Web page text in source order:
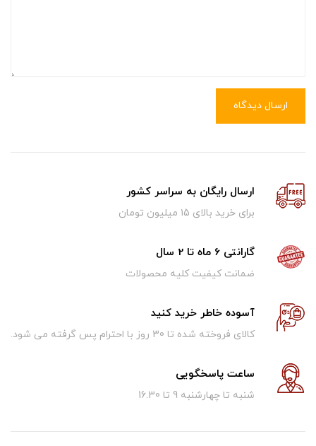
ارسال دیدگاه
ارسال رایگان به سراسر کشور
برای خرید بالای ۱5 میلیون تومان
گارانتی 6 ماه تا 2 سال
ضمانت کیفیت کلیه محصولات
آسوده خاطر خرید کنید
کالای فروخته شده تا 30 روز با احترام پس گرفته می شود.
ساعت پاسخگویی
شنبه تا چهارشنبه 9 تا 16.30